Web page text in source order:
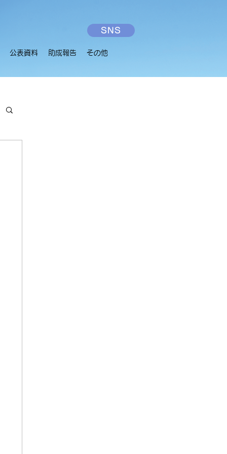
SNS
公表資料 助成報告 その他